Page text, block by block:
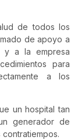
de todos los
de apoyo a
y a la empresa
para
a los
un hospital tan
generador de